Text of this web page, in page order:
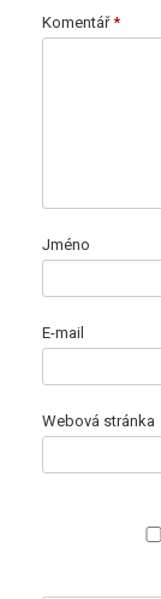
Komentář*
Jméno
E-mail
Webová stránka